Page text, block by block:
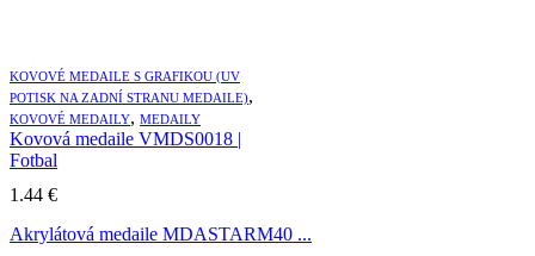
KOVOVÉ MEDAILE S GRAFIKOU (UV
POTISK NA ZADNÍ STRANU MEDAILE),
KOVOVÉ MEDAILY, MEDAILY
Kovová medaile VMDS0018 |
Fotbal
1.44 €
Akrylátová medaile MDASTARM40 ...